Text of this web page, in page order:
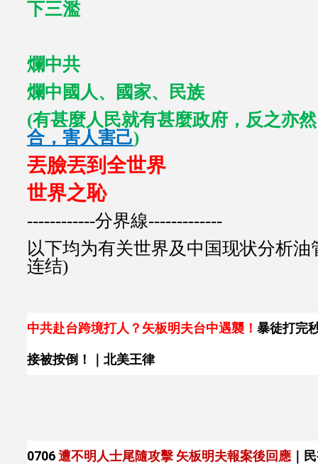
下三濫
爛中共
爛中國人、國家、民族
(有甚麼人民就有甚麼政府，反之亦
合，害人害己)
丟臉丟到全世界
世界之恥
------------分界線-------------
以下均为有关世界及中国现状分析
连结)
中共赴台跨境打人？矢板明夫台中遇襲！ 暴徒打完
接被按倒！｜北美王律
0706遭不明人士尾隨攻擊 矢板明夫報案後回應 ｜